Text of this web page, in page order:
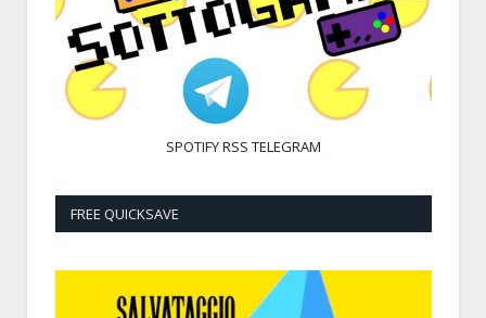
SPOTIFYRSS TELEGRAM
FREE QUICKSAVE